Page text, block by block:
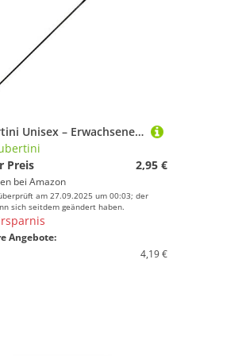
Tubertini Unisex – Erwachsene 10C4404314C10 Trota 1 Pose-Forellenpose zum Schleppangeln auf Forelle, Angelpose zum Forellenangeln, Forellenschwimmer, Schlepppose, Tragkraft:4g, Bunt, Normal
Preis
2,95 €
bei Amazon
am 27.09.2025 um 00:03; der
sich seitdem geändert haben.
Angebote:
4,19 €